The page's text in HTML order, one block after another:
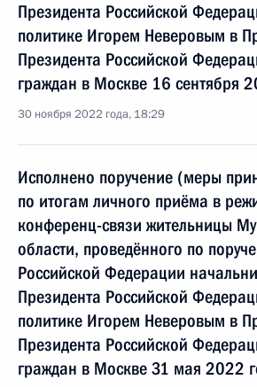
Президента Российской
политике Игорем Неверовым в
Президента Российской
граждан в Москве 16 сентября
30 ноября 2022 года, 18:29
Исполнено поручение (меры
по итогам личного приёма в
конференц-связи жительницы
области, проведённого по
Российской Федерации
Президента Российской
политике Игорем Неверовым в
Президента Российской
граждан в Москве 31 мая 2022